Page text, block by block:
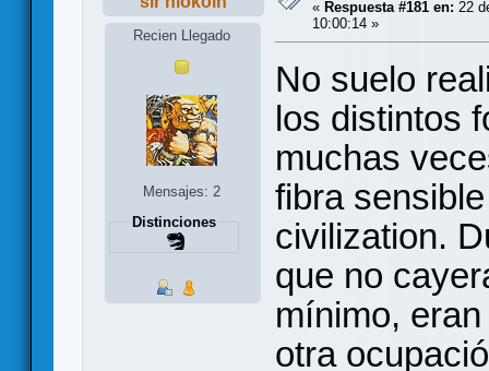
Recien Llegado
Mensajes: 2
Distinciones
« Respuesta #181 en: 22
10:00:14 »
No suelo
los distintos
muchas
fibra
civilization.
que no
mínimo,
otra